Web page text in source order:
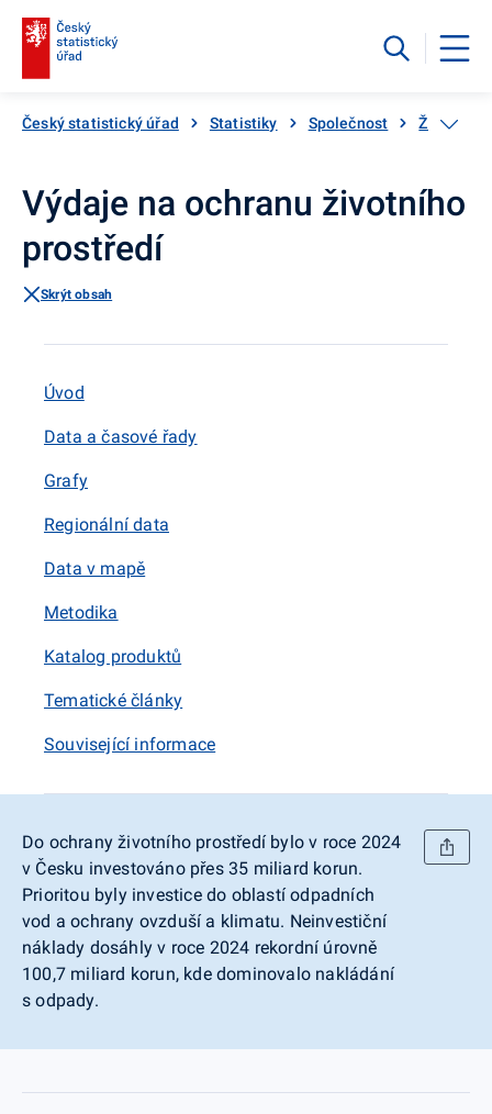
Český statistický úřad Statistiky Společnost Životní
Výdaje na ochranu životního
prostředí
Skrýt obsah
Úvod
Data a časové řady
Grafy
Regionální data
Data v mapě
Metodika
Katalog produktů
Tematické články
Související informace
Do ochrany životního prostředí bylo v roce 2024
v Česku investováno přes 35 miliard korun.
Prioritou byly investice do oblastí odpadních
vod a ochrany ovzduší a klimatu. Neinvestiční
náklady dosáhly v roce 2024 rekordní úrovně
100,7 miliard korun, kde dominovalo nakládání
s odpady.